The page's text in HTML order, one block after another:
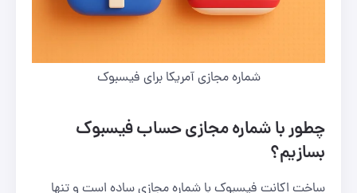
شماره مجازی آمریکا برای فیسبوک
چطور با شماره مجازی حساب فیسبوک
بسازیم؟